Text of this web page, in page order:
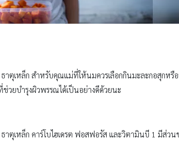
าตุเหล็ก สำหรับคุณแม่ที่ให้นมควรเลือกกินมะละกอสุกห
วยบำรุงผิวพรรณได้เป็นอย่างดีด้วยนะ
าตุเหล็ก คาร์โบไฮเดรต ฟอสฟอรัส และวิตามินบี 1 มีส่